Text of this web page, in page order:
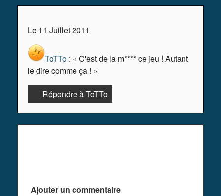
Le 11 Juillet 2011
ToTTo : « C'est de la m**** ce jeu ! Autant
le dire comme ça ! »
Répondre à ToTTo
Ajouter un commentaire